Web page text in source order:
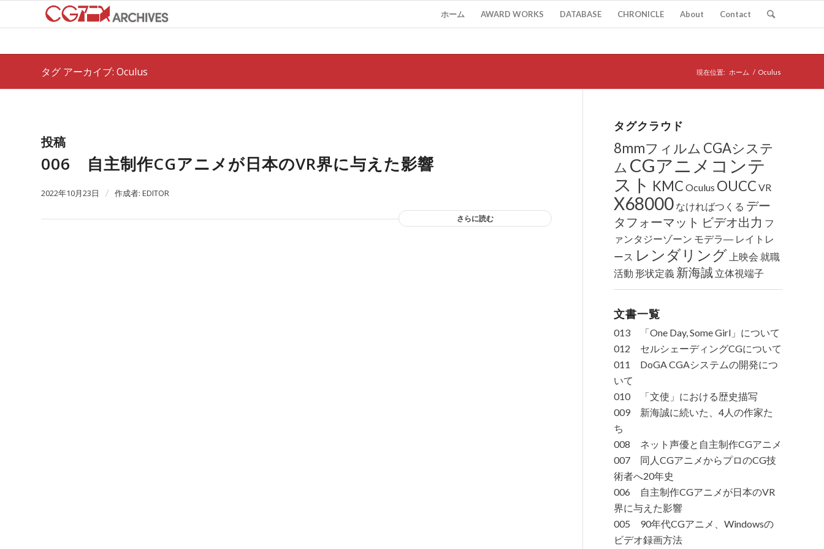
ホーム AWARD WORKS DATABASE CHRONICLE About Contact
タグ アーカイブ: Oculus 現在位置: ホーム / Oculus
投稿
006 自主制作CGアニメが日本のVR界に与えた影響
2022年10月23日 / 作成者: EDITOR
さらに読む
タグクラウド
8mmフィルム CGAシステ
ム CGアニメコンテ
スト KMC Oculus OUCC VR
X68000 なければつくる デー
タフォーマット ビデオ出力 フ
ァンタジーゾーン モデラ― レイトレ
ース レンダリング 上映会 就職
活動 形状定義 新海誠 立体視端子
文書一覧
013 「One Day, Some Girl」について
012 セルシェーディングCGについて
011 DoGA CGAシステムの開発につ
いて
010 「文使」における歴史描写
009 新海誠に続いた、4人の作家た
ち
008 ネット声優と自主制作CGアニメ
007 同人CGアニメからプロのCG技
術者へ20年史
006 自主制作CGアニメが日本のVR
界に与えた影響
005 90年代CGアニメ、Windowsの
ビデオ録画方法